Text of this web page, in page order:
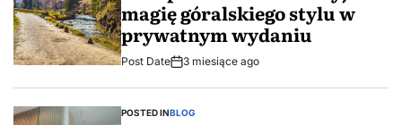
magię góralskiego stylu w
prywatnym wydaniu
Post Date 3 miesiące ago
POSTED INBLOG